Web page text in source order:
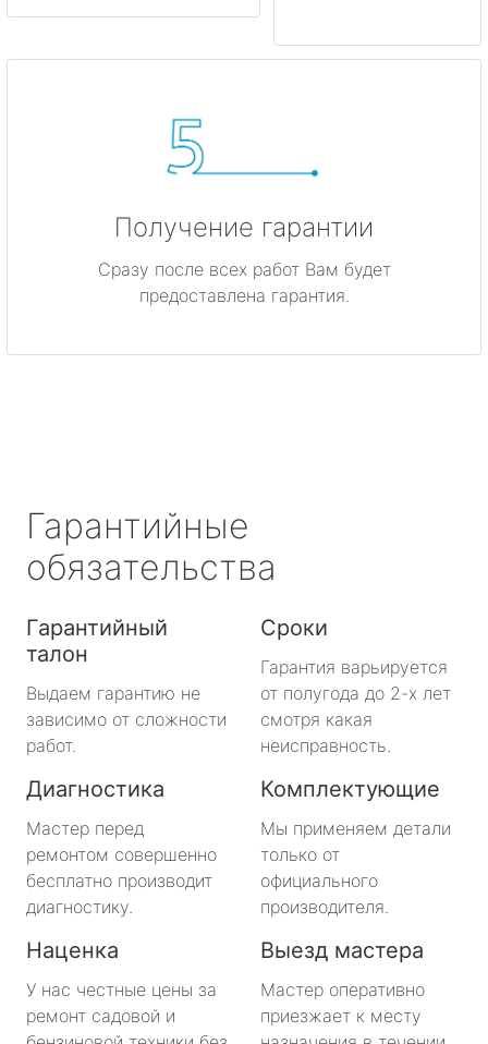
Получение гарантии
Сразу после всех работ Вам будет
предоставлена гарантия.
Гарантийные
обязательства
Гарантийный
талон
Выдаем гарантию не
зависимо от сложности
работ.
Сроки
Гарантия варьируется
от полугода до 2-х лет
смотря какая
неисправность.
Диагностика
Мастер перед
ремонтом совершенно
бесплатно производит
диагностику.
Комплектующие
Мы применяем детали
только от
официального
производителя.
Наценка
У нас честные цены за
ремонт садовой и
Выезд мастера
Мастер оперативно
приезжает к месту